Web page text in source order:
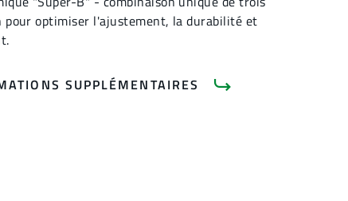
pour optimiser l'ajustement, la durabilité et
SUPPLÉMENTAIRES